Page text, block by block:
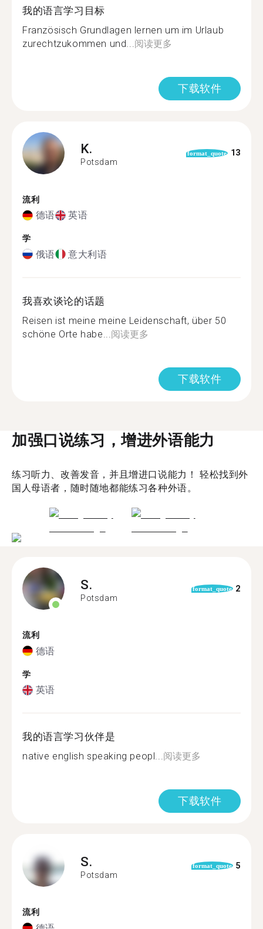
我的语言学习目标
Französisch Grundlagen lernen um im Urlaub
zurechtzukommen und... 阅读更多
下载软件
K.
Potsdam
format_quote 13
流利
德语 英语
学
俄语 意大利语
我喜欢谈论的话题
Reisen ist meine meine Leidenschaft, über 50
schöne Orte habe... 阅读更多
下载软件
加强口说练习，增进外语能力
练习听力、改善发音，并且增进口说能力！ 轻松找到外
国人母语者，随时随地都能练习各种外语。
S.
Potsdam
format_quote 2
流利
德语
学
英语
我的语言学习伙伴是
native english speaking peopl...阅读更多
下载软件
S.
Potsdam
format_quote 5
流利